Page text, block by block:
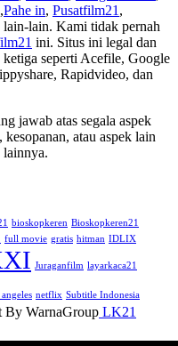
,Pahe in, Pusatfilm21 ,
lain-lain. Kami tidak pernah
ini. Situs ini legal dan
seperti Acefile, Google
Rapidvideo, dan
jawab atas segala aspek
atau aspek lain
bioskopkeren Bioskopkeren21
full movie gratis hitman IDLIX
Juraganfilm layarkaca21
netflix Subtitle Indonesia
By WarnaGroup LK21